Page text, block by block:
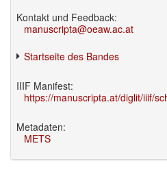
Kontakt und Feedback:
manuscripta@oeaw.ac.at
Startseite des Bandes
IIIF Manifest:
https://manuscripta.at/diglit/iiif/
Metadaten:
METS